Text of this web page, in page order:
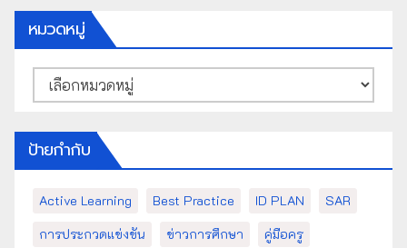
หมวดหมู่
หมวด
หมู่
ป้ายกำกับ
Active Learning Best Practice ID PLAN
SAR
การประกวดแข่งขัน
ข่าวการศึกษา
คู่มือครู